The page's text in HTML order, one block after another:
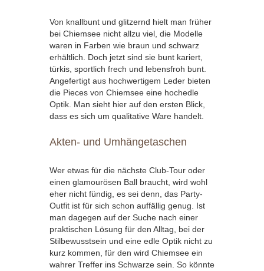
Von knallbunt und glitzernd hielt man früher
bei Chiemsee nicht allzu viel, die Modelle
waren in Farben wie braun und schwarz
erhältlich. Doch jetzt sind sie bunt kariert,
türkis, sportlich frech und lebensfroh bunt.
Angefertigt aus hochwertigem Leder bieten
die Pieces von Chiemsee eine hochedle
Optik. Man sieht hier auf den ersten Blick,
dass es sich um qualitative Ware handelt.
Akten- und Umhängetaschen
Wer etwas für die nächste Club-Tour oder
einen glamourösen Ball braucht, wird wohl
eher nicht fündig, es sei denn, das Party-
Outfit ist für sich schon auffällig genug. Ist
man dagegen auf der Suche nach einer
praktischen Lösung für den Alltag, bei der
Stilbewusstsein und eine edle Optik nicht zu
kurz kommen, für den wird Chiemsee ein
wahrer Treffer ins Schwarze sein. So könnte